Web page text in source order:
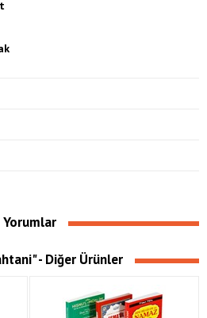
Yorumlar
- Diğer Ürünler